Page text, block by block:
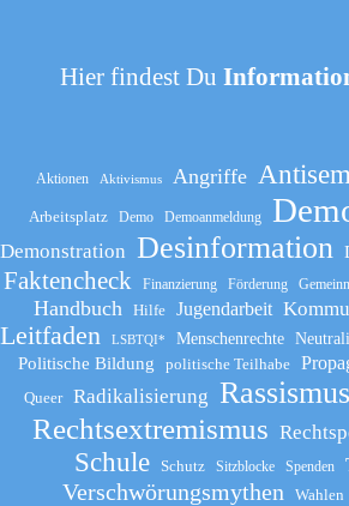
Hier findest Du
Aktionen Aktivismus Angriffe
Arbeitsplatz Demo Demoanmeldung
Demonstration Desinformation
Faktencheck Finanzierung Förderung
Handbuch Hilfe Jugendarbeit
Leitfaden LSBTQI* Menschenrechte
Politische Bildung politische Teilhabe
Queer
Radikalisierung Rassismus
Rechtsextremismus
Schule Schutz Sitzblocke Spenden
Verschwörungsmythen Wahlen